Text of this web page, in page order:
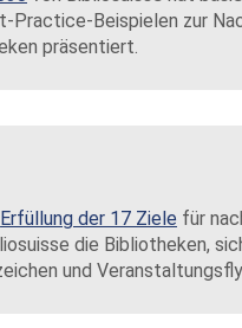
Practice-Beispielen zur
präsentiert.
Erfüllung der 17 Ziele für
die Bibliotheken,
und